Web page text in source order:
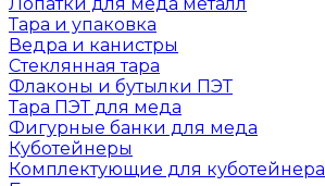
Тара и упаковка
Ведра и канистры
Стеклянная тара
Флаконы и бутылки ПЭТ
Тара ПЭТ для меда
Фигурные банки для меда
Куботейнеры
Комплектующие для куботейнера